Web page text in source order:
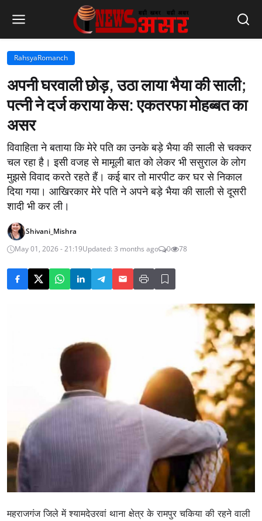
RahsyaRomanch
अपनी घरवाली छोड़, उठा लाया भैया की साली;
पत्नी ने दर्ज कराया केस: एकतरफा मोहब्बत का
असर
विवाहिता ने बताया कि मेरे पति का उनके बड़े भैया की साली से चक्कर
चल रहा है। इसी वजह से मामूली बात को लेकर भी ससुराल के लोग
मुझसे विवाद करते रहते हैं। कई बार तो मारपीट कर घर से निकाल
दिया गया। आखिरकार मेरे पति ने अपने बड़े भैया की साली से दूसरी
शादी भी कर ली।
Shivani_Mishra
May 01, 2026 - 21:19Updated: 3 months ago 0 78
महराजगंज जिले में श्यामदेउरवां थाना क्षेत्र के रामपुर चकिया की रहने वाली